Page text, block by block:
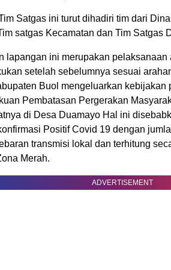
Satgas ini turut dihadiri tim dari
satgas Kecamatan dan Tim Satgas
lapangan ini merupakan
setelah sebelumnya sesuai
Buol mengeluarkan kebijakan
Pembatasan Pergerakan
di Desa Duamayo Hal ini
Positif Covid 19 dengan
transmisi lokal dan terhitung
Merah.
ADVERTISEMENT